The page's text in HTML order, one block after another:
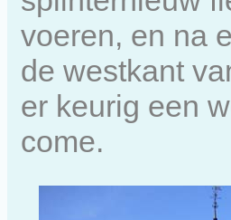
voeren, en na
de westkant
er keurig een
come.